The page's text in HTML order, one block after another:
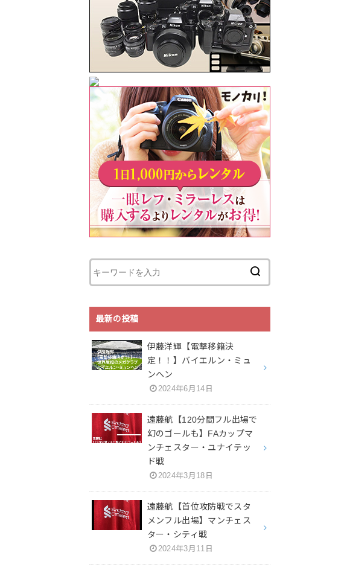
最新の投稿
伊藤洋輝【電撃移籍決
定！！】バイエルン・ミュ
ンヘン
2024年6月14日
遠藤航【120分間フル出場で
幻のゴールも】FAカップマ
ンチェスター・ユナイテッ
ド戦
2024年3月18日
遠藤航【首位攻防戦でスタ
メンフル出場】マンチェス
ター・シティ戦
2024年3月11日